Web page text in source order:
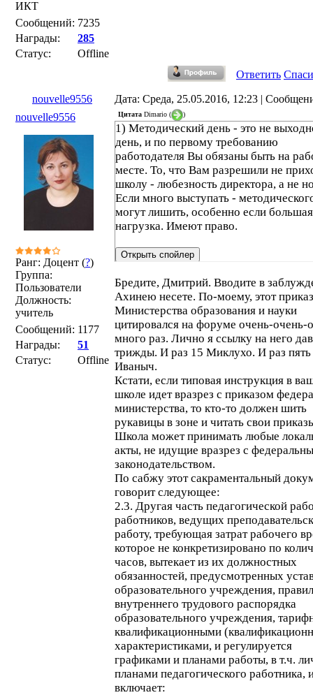
ИКТ
Сообщений: 7235
Награды:
285
Статус:
Offline
Ответить
nouvelle9556
Дата: Среда, 25.05.2016, 12:23 |
nouvelle9556
Ранг: Доцент (?)
Группа:
Пользователи
Должность:
учитель
Сообщений: 1177
Награды:
51
Статус:
Offline
Цитата Dimario ( )
1) Методический день - это не
день, и по первому требованию
работодателя Вы обязаны быть на
месте. То, что Вам разрешили не
школу - любезность директора, а не
Если много выступать -
могут лишить, особенно если большая
нагрузка. Имеют право.
Бредите, Дмитрий. Вводите в
Ахинею несете. По-моему, этот приказ
Министерства образования и науки
цитировался на форуме очень-очень-
много раз. Лично я ссылку на него
трижды. И раз 15 Миклухо. И раз пять
Иваныч.
Кстати, если типовая инструкция в
школе идет вразрез с приказом
министерства, то кто-то должен шить
рукавицы в зоне и читать свои
Школа может принимать любые
акты, не идущие вразрез с
законодательством.
По сабжу этот сакраментальный
говорит следующее:
2.3. Другая часть педагогической
работников, ведущих
работу, требующая затрат рабочего
которое не конкретизировано по
часов, вытекает из их должностных
обязанностей, предусмотренных
образовательного учреждения,
внутреннего трудового распорядка
образовательного учреждения,
квалификационными
характеристиками, и регулируется
графиками и планами работы, в т.ч.
планами педагогического работника,
включает: